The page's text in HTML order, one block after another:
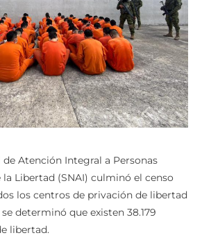
de Atención Integral a Personas
Libertad (SNAI) culminó el censo
los centros de privación de libertad
determinó que existen 38.179
libertad.